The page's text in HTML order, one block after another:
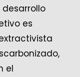
es
el